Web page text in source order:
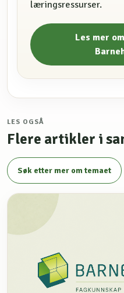
læringsressurser.
Les mer
LES OGSÅ
Flere artikler i
Søk etter mer om temaet